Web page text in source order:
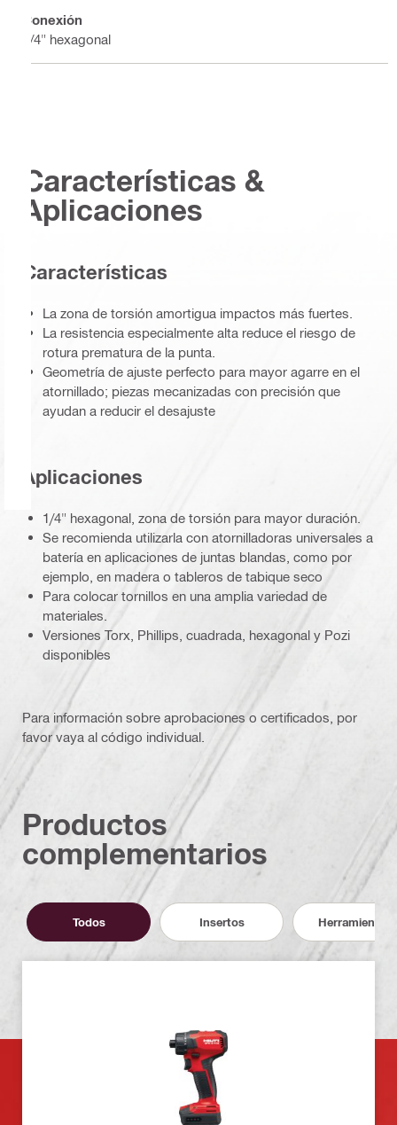
Conexión
1/4" hexagonal
Características &
Aplicaciones
Características
La zona de torsión amortigua impactos más fuertes.
La resistencia especialmente alta reduce el riesgo de
rotura prematura de la punta.
Geometría de ajuste perfecto para mayor agarre en el
atornillado; piezas mecanizadas con precisión que
ayudan a reducir el desajuste
Aplicaciones
1/4" hexagonal, zona de torsión para mayor duración.
Se recomienda utilizarla con atornilladoras universales a
batería en aplicaciones de juntas blandas, como por
ejemplo, en madera o tableros de tabique seco
Para colocar tornillos en una amplia variedad de
materiales.
Versiones Torx, Phillips, cuadrada, hexagonal y Pozi
disponibles
Para información sobre aprobaciones o certificados, por
favor vaya al código individual.
Productos
complementarios
Todos Insertos Herramientas